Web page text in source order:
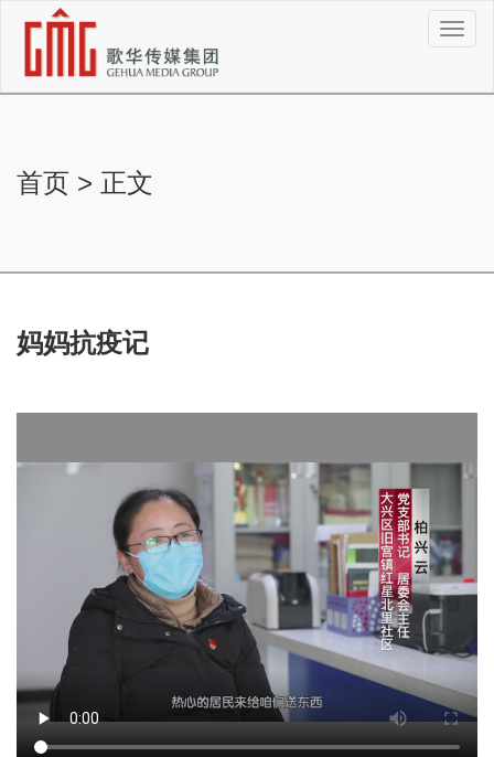
切
换
航
首页 > 正文
妈妈抗疫记